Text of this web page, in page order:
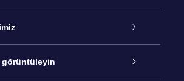
Hediyesi
görüntüleyin